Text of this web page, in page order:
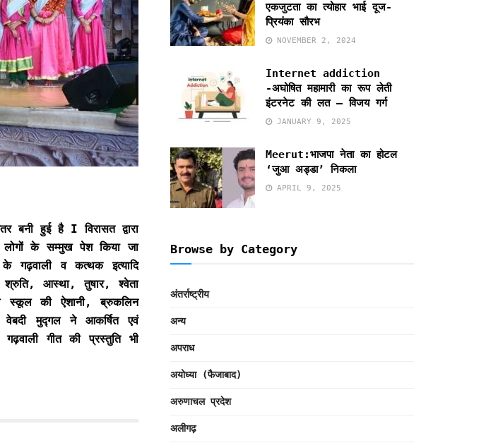
बनी हुई है I विरासत द्वारा
लोगों के सम्मुख पेश किया जा
व कत्थक इत्यादि
आस्था, तुषार, श्वेता
स्कूल की ऐशानी, ब्रुकलिन
वेबदी मुद्गल ने आकर्षित एवं
गीत की प्रस्तुति भी
एकजुटता का त्योहार भाई दूज-
प्रियंका सौरभ
NOVEMBER 2, 2024
Internet addiction
-अघोषित महामारी का रूप लेती
इंटरनेट की लत – विजय गर्ग
JANUARY 9, 2025
Meerut:भाजपा नेता का होटल
‘जुआ अड्डा’ निकला
APRIL 9, 2025
Browse by Category
अंतर्राष्ट्रीय
अन्य
अपराध
अयोध्या (फैजाबाद)
अरुणाचल प्रदेश
अलीगढ़